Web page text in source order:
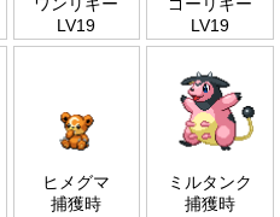
LV19
LV19
ヒメグマ
捕獲時
ミルタンク
捕獲時